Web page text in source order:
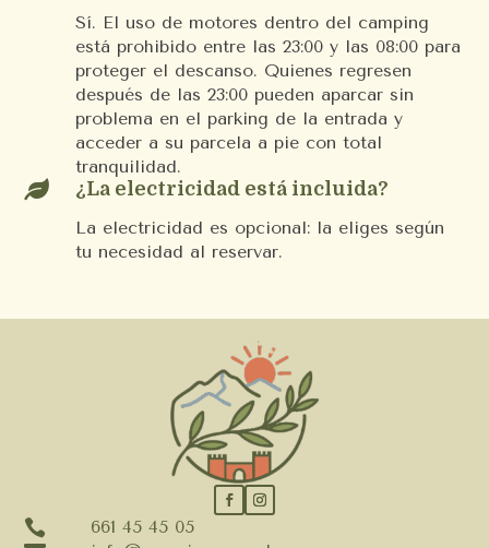
Sí. El uso de motores dentro del camping
está prohibido entre las 23:00 y las 08:00 para
proteger el descanso. Quienes regresen
después de las 23:00 pueden aparcar sin
problema en el parking de la entrada y
acceder a su parcela a pie con total
tranquilidad.
 ¿La electricidad está incluida?
La electricidad es opcional: la eliges según
tu necesidad al reservar.
 661 45 45 05